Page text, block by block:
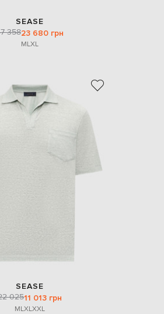
Portugal
Romania
Slovakia
SEASE
35823 680 грн
MLXL
SEASE
02511 013 грн
MLXLXXL